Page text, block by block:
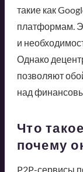
такие как
платформам.
и
Однако
позволяют
над
Что
почему
P2P-сервисы